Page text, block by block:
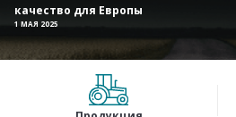
качество для Европы
1 МАЯ 2025